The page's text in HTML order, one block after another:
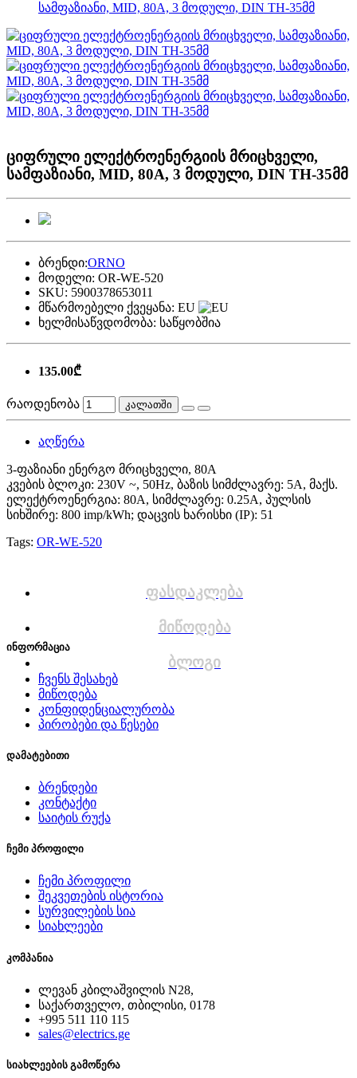
სამფაზიანი, MID, 80A, 3 მოდული, DIN TH-35მმ
ციფრული ელექტროენერგიის მრიცხველი,
სამფაზიანი, MID, 80A, 3 მოდული, DIN TH-35მმ
ბრენდი:ORNO
მოდელი: OR-WE-520
SKU: 5900378653011
მწარმოებელი ქვეყანა: EU
ხელმისაწვდომობა: საწყობშია
135.00₾
რაოდენობა კალათში
აღწერა
3-ფაზიანი ენერგო მრიცხველი, 80A
კვების ბლოკი: 230V ~, 50Hz, ბაზის სიმძლავრე: 5A, მაქს.
ელექტროენერგია: 80A, სიმძლავრე: 0.25A, პულსის
სიხშირე: 800 imp/kWh; დაცვის ხარისხი (IP): 51
Tags: OR-WE-520
ფასდაკლება
მიწოდება
ბლოგი
ინფორმაცია
ჩვენს შესახებ
მიწოდება
კონფიდენციალურობა
პირობები და წესები
დამატებითი
ბრენდები
კონტაქტი
საიტის რუქა
ჩემი პროფილი
ჩემი პროფილი
შეკვეთების ისტორია
სურვილების სია
სიახლეები
კომპანია
ლევან კბილაშვილის N28,
საქართველო, თბილისი, 0178
+995 511 110 115
sales@electrics.ge
სიახლეების გამოწერა